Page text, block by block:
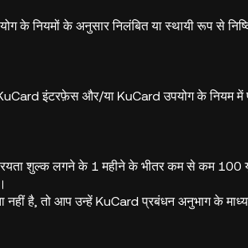
के नियमों के अनुसार निलंबित या स्थायी रूप से
इंटरफ़ेस और/या KuCard उपयोग के नियम में
शुल्क लगने के 1 महीने के भीतर कम से कम 100
है, तो आप उन्हें KuCard प्रबंधन अनुभाग के